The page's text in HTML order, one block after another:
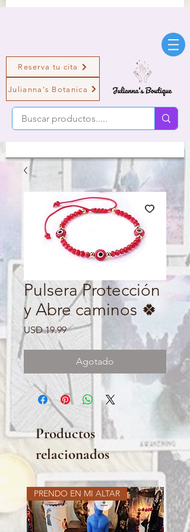
Reserva tu cita
Julianna's Botanica
Pulsera Protección
y Abre caminos 🍀
USD 19.99Precio
Agotado
Productos
relacionados
PRENDO EN MI ALTAR